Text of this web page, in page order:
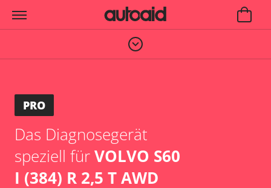
PRO
Das Diagnosegerät
speziell fürVOLVO S60
I (384) R 2,5 T AWD